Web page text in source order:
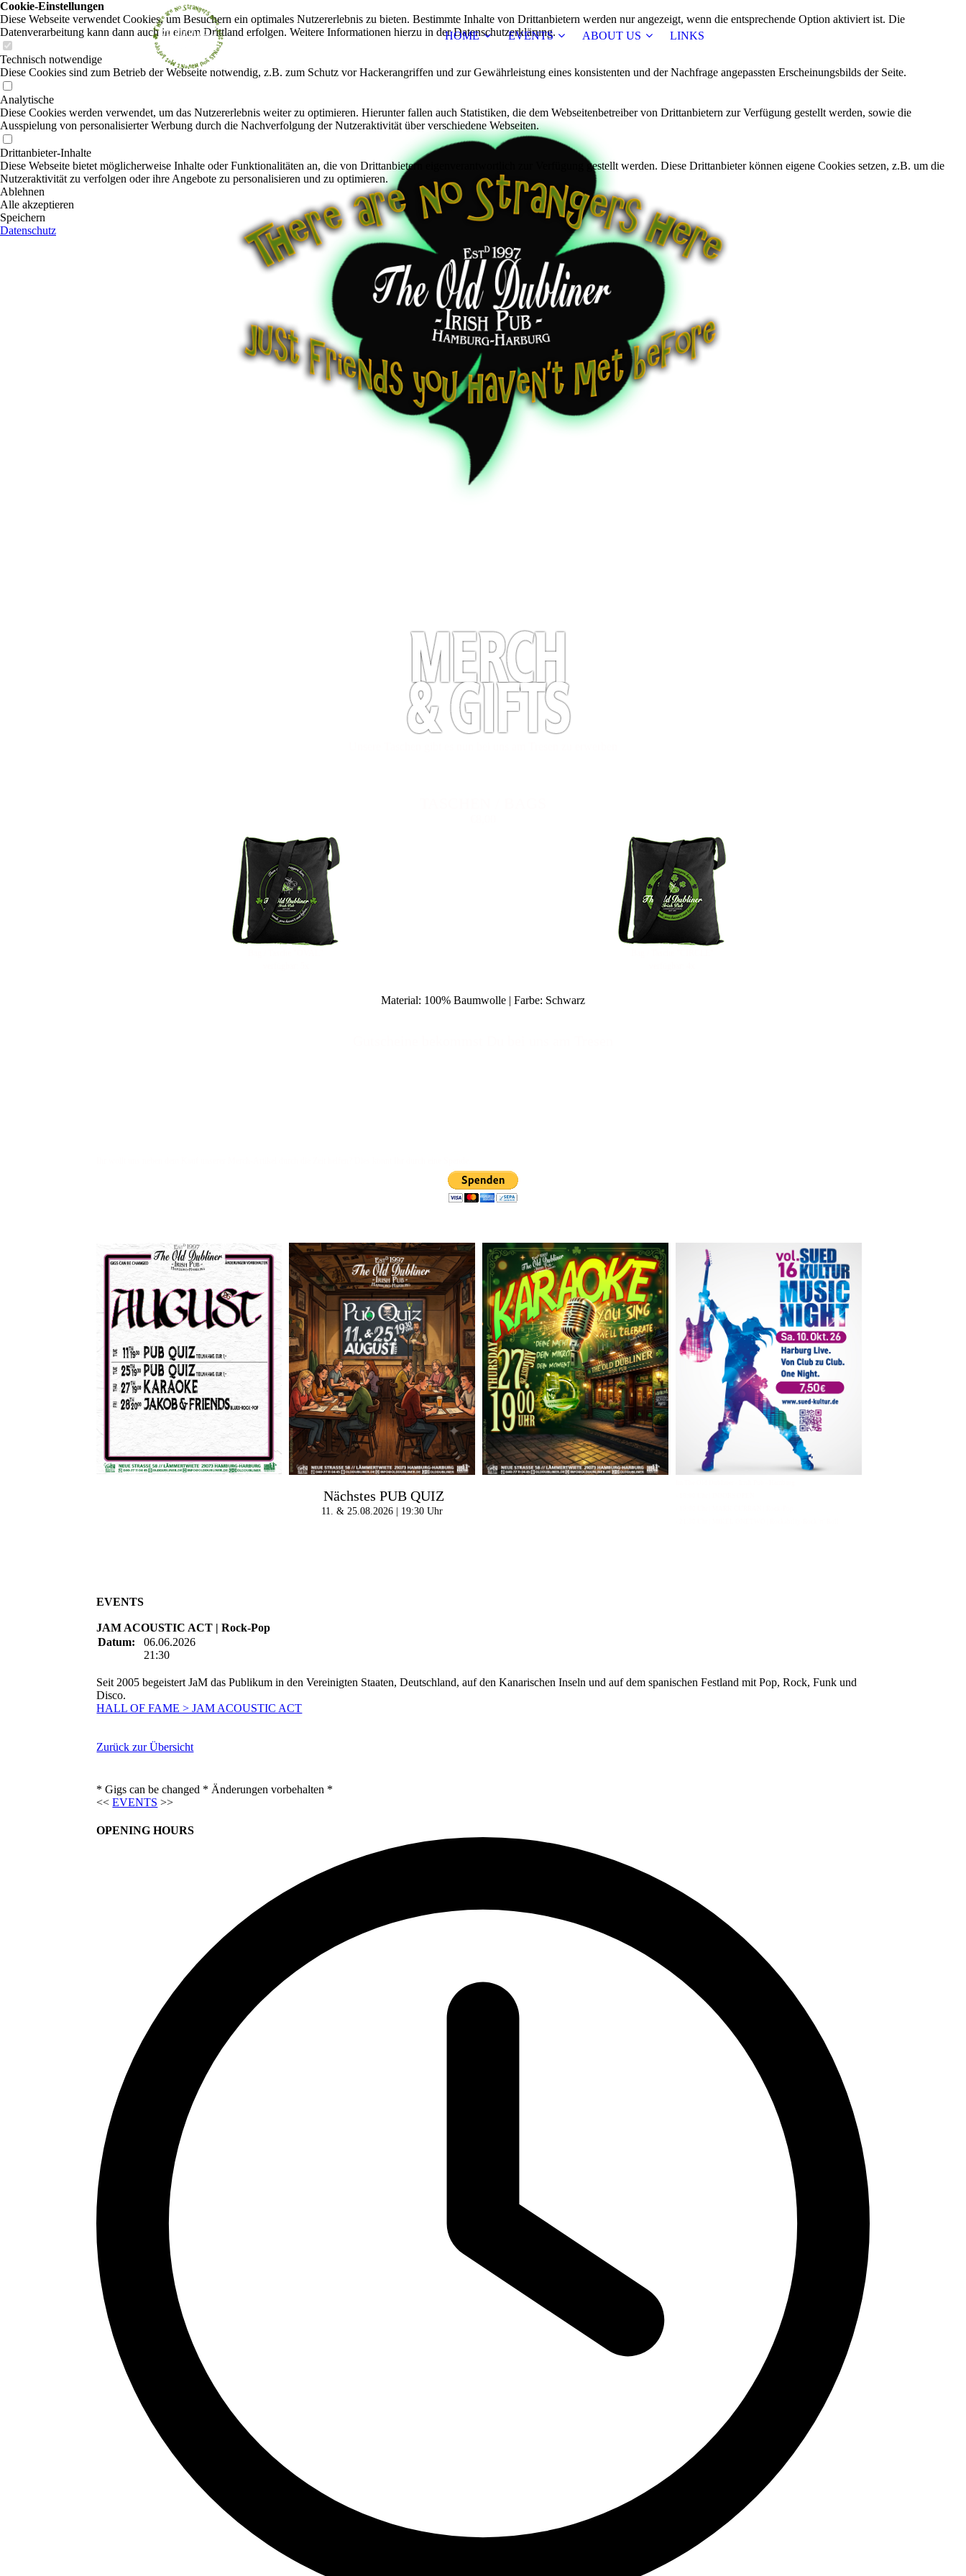
HOME EVENTS ABOUT US LINKS
Material: 100% Baumwolle | Farbe: Schwarz
Nächstes PUB QUIZ
11. & 25.08.2026 | 19:30 Uhr
EVENTS
JAM ACOUSTIC ACT | Rock-Pop
Datum:
06.06.2026
21:30
Seit 2005 begeistert JaM das Publikum in den Vereinigten Staaten, Deutschland, auf den Kanarischen Inseln und auf dem spanischen Festland mit Pop, Rock, Funk und
Disco.
HALL OF FAME > JAM ACOUSTIC ACT
Zurück zur Übersicht
* Gigs can be changed * Änderungen vorbehalten *
<<EVENTS >>
OPENING HOURS
Cookie-Einstellungen
Diese Webseite verwendet Cookies, um Besuchern ein optimales Nutzererlebnis zu bieten. Bestimmte Inhalte von Drittanbietern werden nur angezeigt, wenn die entsprechende Option aktiviert ist. Die
Datenverarbeitung kann dann auch in einem Drittland erfolgen. Weitere Informationen hierzu in der Datenschutzerklärung.
Technisch notwendige
Diese Cookies sind zum Betrieb der Webseite notwendig, z.B. zum Schutz vor Hackerangriffen und zur Gewährleistung eines konsistenten und der Nachfrage angepassten Erscheinungsbilds der Seite.
Analytische
Diese Cookies werden verwendet, um das Nutzererlebnis weiter zu optimieren. Hierunter fallen auch Statistiken, die dem Webseitenbetreiber von Drittanbietern zur Verfügung gestellt werden, sowie die
Ausspielung von personalisierter Werbung durch die Nachverfolgung der Nutzeraktivität über verschiedene Webseiten.
Drittanbieter-Inhalte
Diese Webseite bietet möglicherweise Inhalte oder Funktionalitäten an, die von Drittanbietern eigenverantwortlich zur Verfügung gestellt werden. Diese Drittanbieter können eigene Cookies setzen, z.B. um die
Nutzeraktivität zu verfolgen oder ihre Angebote zu personalisieren und zu optimieren.
Ablehnen
Alle akzeptieren
Speichern
Datenschutz